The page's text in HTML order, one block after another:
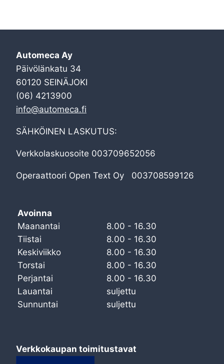
Automeca Ay
Päivölänkatu 34
60120 SEINÄJOKI
(06) 4213900
info@automeca.fi
SÄHKÖINEN LASKUTUS:
Verkkolaskuosoite 003709652056
Operaattoori Open Text Oy 003708599126
Avoinna
Maanantai
8.00 - 16.30
Tiistai
8.00 - 16.30
Keskiviikko
8.00 - 16.30
Torstai
8.00 - 16.30
Perjantai
8.00 - 16.30
Lauantai
suljettu
Sunnuntai
suljettu
Verkkokaupan toimitustavat